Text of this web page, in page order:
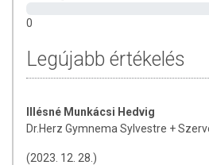
kiegészítését szolgálják, és
rendelkezhetnek, amely
tulajdonítani.
A termék nem helyettesíti a
egészséges életmódot! A termék nem
0
Legújabb értékelés
Illésné Munkácsi Hedvig
Dr.Herz Gymnema Sylvestre +
(2023. 12. 28.)